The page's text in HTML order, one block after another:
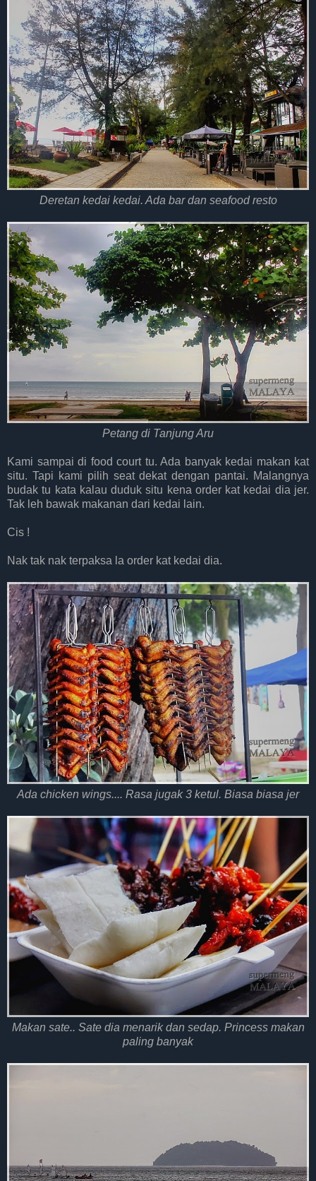
Deretan kedai kedai. Ada bar dan seafood resto
Petang di Tanjung Aru
Kami sampai di food court tu. Ada banyak kedai makan kat
situ. Tapi kami pilih seat dekat dengan pantai. Malangnya
budak tu kata kalau duduk situ kena order kat kedai dia jer.
Tak leh bawak makanan dari kedai lain.
Cis !
Nak tak nak terpaksa la order kat kedai dia.
Ada chicken wings.... Rasa jugak 3 ketul. Biasa biasa jer
Makan sate.. Sate dia menarik dan sedap. Princess makan
paling banyak